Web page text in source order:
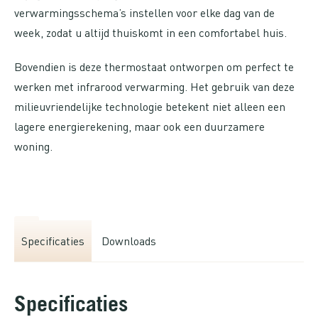
verwarmingsschema’s instellen voor elke dag van de
week, zodat u altijd thuiskomt in een comfortabel huis.
Bovendien is deze thermostaat ontworpen om perfect te
werken met infrarood verwarming. Het gebruik van deze
milieuvriendelijke technologie betekent niet alleen een
lagere energierekening, maar ook een duurzamere
woning.
Specificaties Downloads
Specificaties